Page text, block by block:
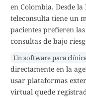
en Colombia. Desde
teleconsulta tiene un
pacientes prefieren
consultas de bajo
Un software para
directamente en la
usar plataformas
virtual quede